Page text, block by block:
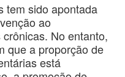
tem sido apontada
ao
No entanto,
que a proporção de
está